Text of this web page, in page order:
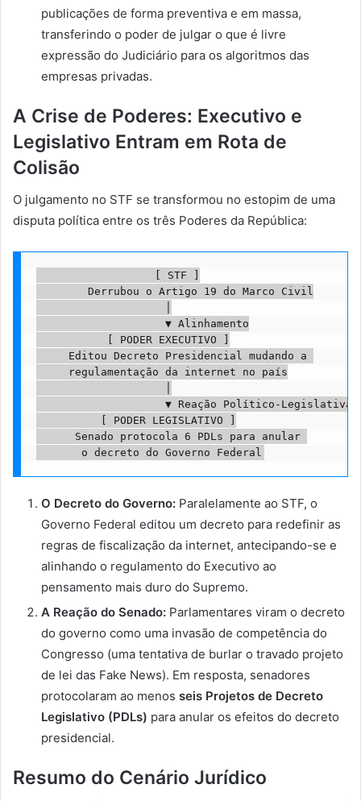
publicações de forma preventiva e em massa,
transferindo o poder de julgar o que é livre
expressão do Judiciário para os algoritmos das
empresas privadas.
A Crise de Poderes: Executivo e
Legislativo Entram em Rota de
Colisão
O julgamento no STF se transformou no estopim de uma
disputa política entre os três Poderes da República:
                  [ STF ]
        Derrubou o Artigo 19 do Marco Civil
                    ▼ Alinhamento
           [ PODER EXECUTIVO ]
     Editou Decreto Presidencial mudando a
     regulamentação da internet no país
                    ▼ Reação Político-Legislativa
          [ PODER LEGISLATIVO ]
      Senado protocola 6 PDLs para anular
O Decreto do Governo: Paralelamente ao STF, o
Governo Federal editou um decreto para redefinir as
regras de fiscalização da internet, antecipando-se e
alinhando o regulamento do Executivo ao
pensamento mais duro do Supremo.
A Reação do Senado: Parlamentares viram o decreto
do governo como uma invasão de competência do
Congresso (uma tentativa de burlar o travado projeto
de lei das Fake News). Em resposta, senadores
protocolaram ao menos seis Projetos de Decreto
Legislativo (PDLs) para anular os efeitos do decreto
presidencial.
Resumo do Cenário Jurídico